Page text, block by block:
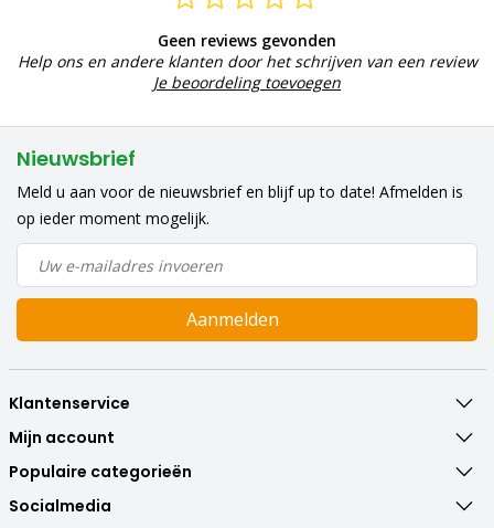
Geen reviews gevonden
Help ons en andere klanten door het schrijven van een review
Je beoordeling toevoegen
Nieuwsbrief
Meld u aan voor de nieuwsbrief en blijf up to date! Afmelden is
op ieder moment mogelijk.
Aanmelden
Klantenservice
Mijn account
Populaire categorieën
Socialmedia